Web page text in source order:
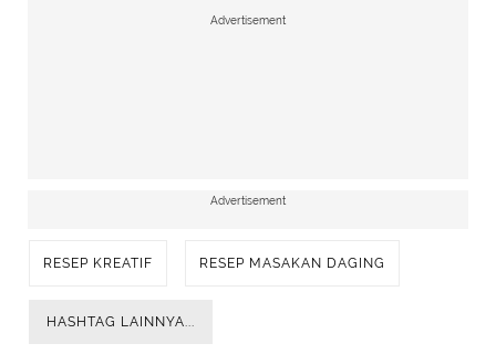
Advertisement
Advertisement
RESEP KREATIF RESEP MASAKAN DAGING
HASHTAG LAINNYA...